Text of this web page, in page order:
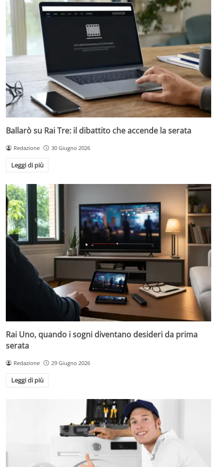
Ballarò su Rai Tre: il dibattito che accende la serata
Redazione 30 Giugno 2026
Leggi di più
Rai Uno, quando i sogni diventano desideri da prima
serata
Redazione 29 Giugno 2026
Leggi di più